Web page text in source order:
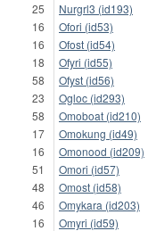
25
16
16
18
58
23
58
17
16
51
48
46
16
Nurgrl3 (id193)
Ofori (id53)
Ofost (id54)
Ofyri (id55)
Ofyst (id56)
Ogloc (id293)
Omoboat (id210)
Omokung (id49)
Omonood (id209)
Omori (id57)
Omost (id58)
Omykara (id203)
Omyri (id59)